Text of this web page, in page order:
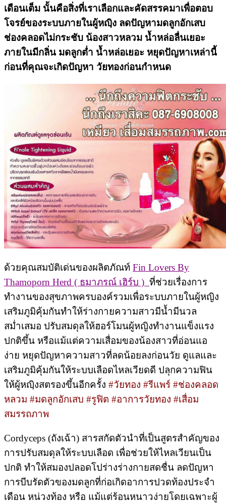
เดือนเต็ม นั้นคือสิ่งที่เราเลือกและคัดสรรคมาเพื่อตอบ
โจรย์ของระบบภายในผู้หญฺิง ลดปัญหามดลูกอักเสบ
ช่องคลอดไม่กระชับ น้องสาวหลวม น้ำหล่อลื่นเยอะ
ภายในมีกลิ่น มดลูกต่ำ น้ำหล่อเยอะ หยุดปัญหาเหล่านี้
ก่อนที่คุณจะเกิดปัญหา วัยทองก่อนกำหนด
ด้วยคุณสมบัติเด่นของผลิตภัณท์ Fin Lovers By
Thamoporn Herd ( ธมาภรณ์ เฮิร์บ ) ที่ช่วยเรื่องการ
ทำงานของสุขภาพครบองค์รวมเพื่อระบบภายในผู้หญิง
เสริมภูมิคุ้มกันทำให้ร่างกายความสาวมีน้ำมีนวล
สม่ำเสมอ ปรับสมดุลให้ฮอร์โมนผู้หญิงทำงานแข็งแรง
ปกติขึ้น หรือแม้แต่ความเสื่อมของน้องสาวที่อ่อนแอ
ง่าย หยุดปัญหาความสาวที่ลดน้อยลงก่อนวัย ดูแลและ
เสริมภูมิคุ้มกันให้ระบบเลือดไหลเวียดดี ปลุกความฟิน
ให้ผู้หญฺิงสตรองขึ้นอีกครั้ง #วัยทอง #รีแพร์ #ช่องคลอด
หลวม #มดลูกอักเสบ #รูฟิต #อาการวัยทอง #เสื่อม
สมรรถภาพ
Cordyceps (ถังเฉ้า) สารสกัดตัวนำที่เป็นสูตรสำคัญของ
การปรับสมดุลให้ระบบเลือด เพื่อช่วยให้ไหลเวียนเป็น
ปกติ ทำให้สมองปลอดโปร่างร่างกายสดชื่น ลดปัญหา
การบีบรัดตัวของมดลูกที่ก่อเกิดอาการปวดท้องประจำ
เดือน หน่วงท้อง หรือ แม้แต่ร้อนหนาวง่ายโดยเฉพาะผู้